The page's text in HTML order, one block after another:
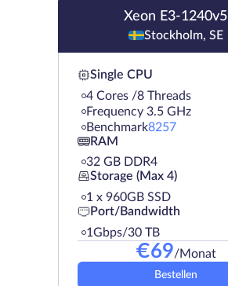
Xeon E3-1240v5
Stockholm, SE
Single CPU
4 Cores /8 Threads
Frequency 3.5 GHz
Benchmark8257
RAM
32 GB DDR4
Storage (Max 4)
1 х 960GB SSD
Port/Bandwidth
1Gbps/30 TB
€69/Monat
Bestellen